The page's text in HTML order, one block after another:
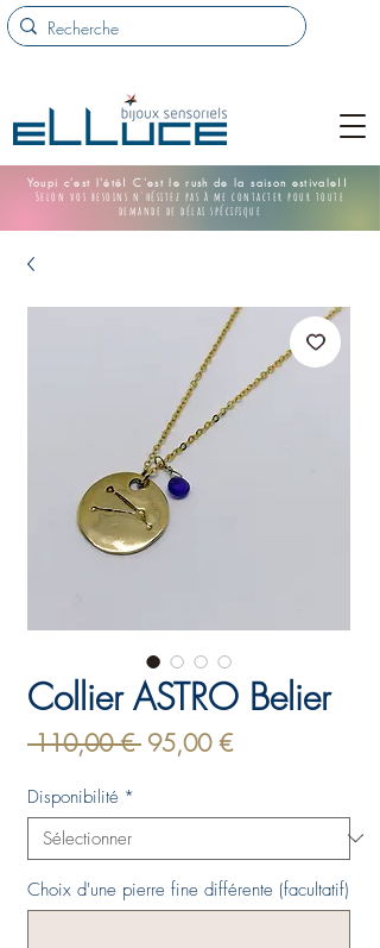
Youpi c'est l'été! C'est le rush de la saison estivale!!
Selon vos besoins n'hésitez pas à me contacter pour toute
demande de délai spécifique
Collier ASTRO Belier
110,00 € Prix
95,00 €Prix
Disponibilité *
Choix d'une pierre fine différente (facultatif)